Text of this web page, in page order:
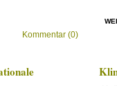
Kommentar (0)